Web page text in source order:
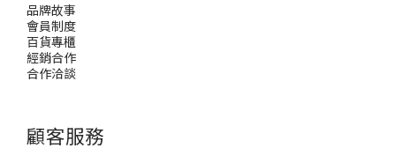
品牌故事
會員制度
百貨專櫃
經銷合作
合作洽談
顧客服務